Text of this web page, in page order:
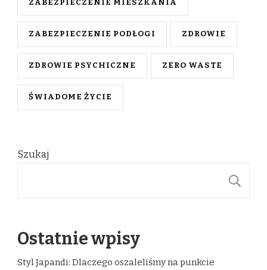
ZABEZPIECZENIE MIESZKANIA
ZABEZPIECZENIE PODŁOGI ZDROWIE
ZDROWIE PSYCHICZNE ZERO WASTE
ŚWIADOME ŻYCIE
Szukaj
Ostatnie wpisy
Styl Japandi: Dlaczego oszaleliśmy na punkcie